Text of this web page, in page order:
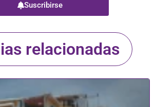
Suscribirse
relacionadas